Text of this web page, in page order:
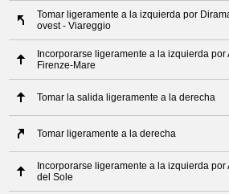
Tomar ligeramente a la izquierda por
ovest - Viareggio
Incorporarse ligeramente a la izquierda por
Firenze-Mare
Tomar la salida ligeramente a la derecha
Tomar ligeramente a la derecha
Incorporarse ligeramente a la izquierda por
del Sole